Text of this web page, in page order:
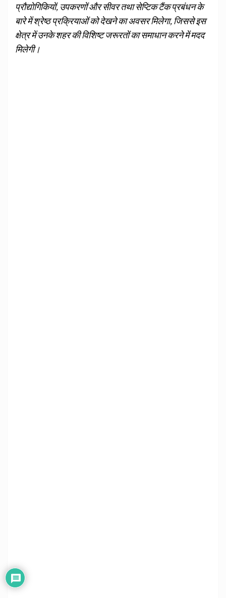
प्रौद्योगिकियों, उपकरणों और सीवर तथा सेप्टिक टैंक प्रबंधन के
बारे में श्रेष्‍ठ प्रक्रियाओं को देखने का अवसर मिलेगा, जिससे इस
क्षेत्र में उनके शहर की विशिष्‍ट जरूरतों का समाधान करने में मदद
मिलेगी।